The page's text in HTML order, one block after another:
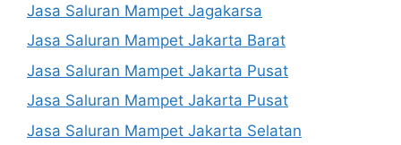
Jasa Saluran Mampet Jagakarsa
Jasa Saluran Mampet Jakarta Barat
Jasa Saluran Mampet Jakarta Pusat
Jasa Saluran Mampet Jakarta Pusat
Jasa Saluran Mampet Jakarta Selatan